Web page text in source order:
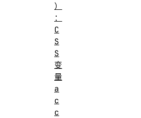
）
：
C
S
S
变
量
a
c
c